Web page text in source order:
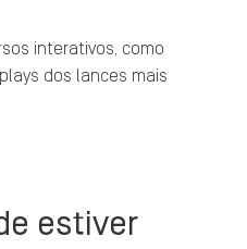
interativos, como
dos lances mais
estiver